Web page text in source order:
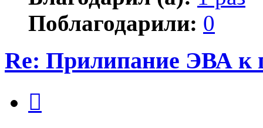
Поблагодарили: 0
Re: Прилипание ЭВА к